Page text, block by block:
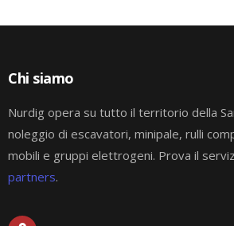
Chi siamo
Nurdig opera su tutto il territorio della
noleggio di escavatori, minipale, rulli
mobili e gruppi elettrogeni. Prova il
partners.